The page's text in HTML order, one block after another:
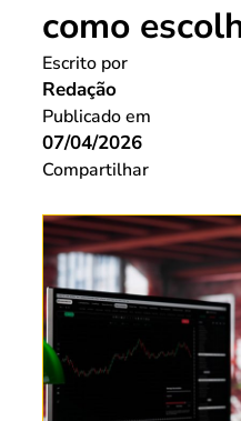
como
Escrito por
Redação
Publicado em
07/04/2026
Compartilhar